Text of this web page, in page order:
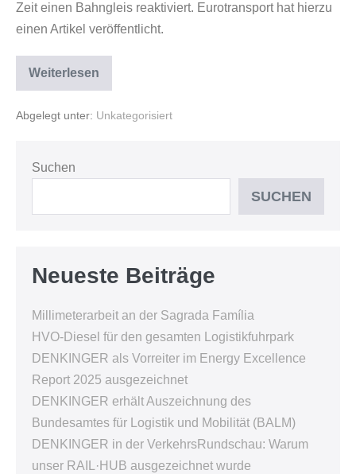
Zeit einen Bahngleis reaktiviert. Eurotransport hat hierzu
einen Artikel veröffentlicht.
Weiterlesen
Abgelegt unter: Unkategorisiert
Suchen
SUCHEN
Neueste Beiträge
Millimeterarbeit an der Sagrada Família
HVO-Diesel für den gesamten Logistikfuhrpark
DENKINGER als Vorreiter im Energy Excellence
Report 2025 ausgezeichnet
DENKINGER erhält Auszeichnung des
Bundesamtes für Logistik und Mobilität (BALM)
DENKINGER in der VerkehrsRundschau: Warum
unser RAIL·HUB ausgezeichnet wurde